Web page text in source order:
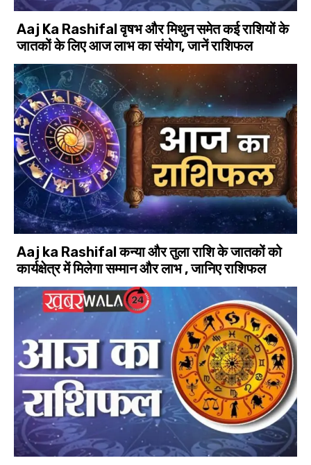
Aaj Ka Rashifal वृषभ और मिथुन समेत कई राशियों के
जातकों के लिए आज लाभ का संयोग, जानें राशिफल
Aaj ka Rashifal कन्या और तुला राशि के जातकों को
कार्यक्षेत्र में मिलेगा सम्मान और लाभ , जानिए राशिफल